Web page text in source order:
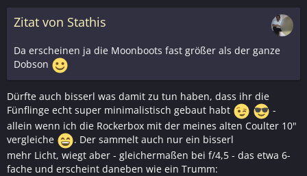
Zitat von Stathis
Da erscheinen ja die Moonboots fast größer als der ganze
Dobson
Dürfte auch bisserl was damit zu tun haben, dass ihr die
Fünflinge echt super minimalistisch gebaut habt
-
allein wenn ich die Rockerbox mit der meines alten Coulter 10"
vergleiche
. Der sammelt auch nur ein bisserl
mehr Licht, wiegt aber - gleichermaßen bei f/4,5 - das etwa 6-
fache und erscheint daneben wie ein Trumm: